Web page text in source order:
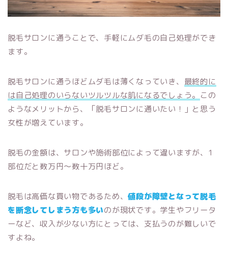
脱毛サロンに通うことで、手軽にムダ毛の自己処理ができ
ます。
脱毛サロンに通うほどムダ毛は薄くなっていき、 最終的に
は自己処理のいらないツルツルな肌になるでしょう。 この
ようなメリットから、「脱毛サロンに通いたい！」と思う
女性が増えています。
脱毛の金額は、サロンや施術部位によって違いますが、1
部位だと数万円〜数十万円ほど。
脱毛は高価な買い物であるため、値段が障壁となって脱毛
を断念してしまう方も多いのが現状です。学生やフリータ
ーなど、収入が少ない方にとっては、支払うのが難しいで
すよね。